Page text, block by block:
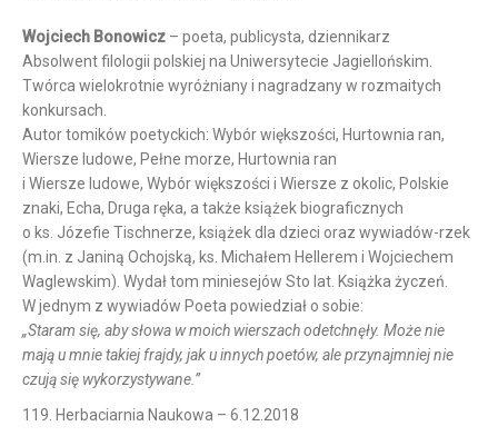
Wojciech Bonowicz – poeta, publicysta, dziennikarz
Absolwent filologii polskiej na Uniwersytecie Jagiellońskim.
Twórca wielokrotnie wyróżniany i nagradzany w rozmaitych
konkursach.
Autor tomików poetyckich: Wybór większości, Hurtownia ran,
Wiersze ludowe, Pełne morze, Hurtownia ran
i Wiersze ludowe, Wybór większości i Wiersze z okolic, Polskie
znaki, Echa, Druga ręka, a także książek biograficznych
o ks. Józefie Tischnerze, książek dla dzieci oraz wywiadów-rzek
(m.in. z Janiną Ochojską, ks. Michałem Hellerem i Wojciechem
Waglewskim). Wydał tom miniesejów Sto lat. Książka życzeń.
W jednym z wywiadów Poeta powiedział o sobie:
„Staram się, aby słowa w moich wierszach odetchnęły. Może nie
mają u mnie takiej frajdy, jak u innych poetów, ale przynajmniej nie
czują się wykorzystywane.”
119. Herbaciarnia Naukowa – 6.12.2018